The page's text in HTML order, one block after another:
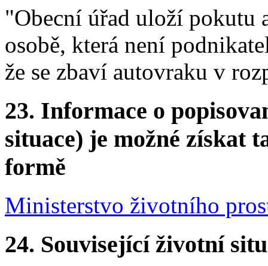
"Obecní úřad uloží pokutu
osobě, která není
že se zbaví autovraku v
23. Informace o
situace) je možné získat
formě
Ministerstvo životního
24. Související životní